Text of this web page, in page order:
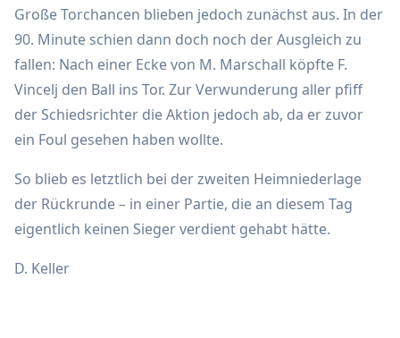
Große Torchancen blieben jedoch zunächst aus. In der
90. Minute schien dann doch noch der Ausgleich zu
fallen: Nach einer Ecke von M. Marschall köpfte F.
Vincelj den Ball ins Tor. Zur Verwunderung aller pfiff
der Schiedsrichter die Aktion jedoch ab, da er zuvor
ein Foul gesehen haben wollte.
So blieb es letztlich bei der zweiten Heimniederlage
der Rückrunde – in einer Partie, die an diesem Tag
eigentlich keinen Sieger verdient gehabt hätte.
D. Keller